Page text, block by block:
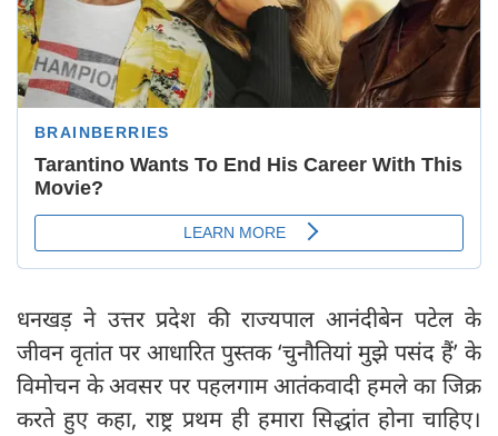
धनखड़ ने उत्तर प्रदेश की राज्यपाल आनंदीबेन पटेल के
जीवन वृतांत पर आधारित पुस्तक ‘चुनौतियां मुझे पसंद हैं’ के
विमोचन के अवसर पर पहलगाम आतंकवादी हमले का जिक्र
करते हुए कहा, राष्ट्र प्रथम ही हमारा सिद्धांत होना चाहिए।